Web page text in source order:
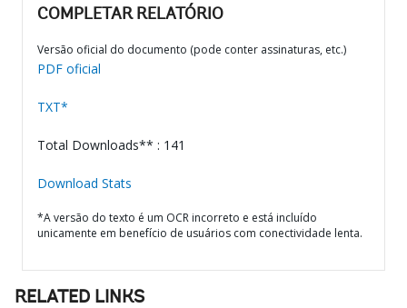
COMPLETAR RELATÓRIO
Versão oficial do documento (pode conter assinaturas, etc.)
PDF oficial
TXT*
Total Downloads** : 141
Download Stats
*A versão do texto é um OCR incorreto e está incluído
unicamente em benefício de usuários com conectividade lenta.
RELATED LINKS